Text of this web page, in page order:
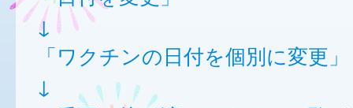
↓
「ワクチンの日付を個別に変更」
↓